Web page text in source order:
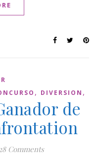
, DIVERSION ,
de
Comments